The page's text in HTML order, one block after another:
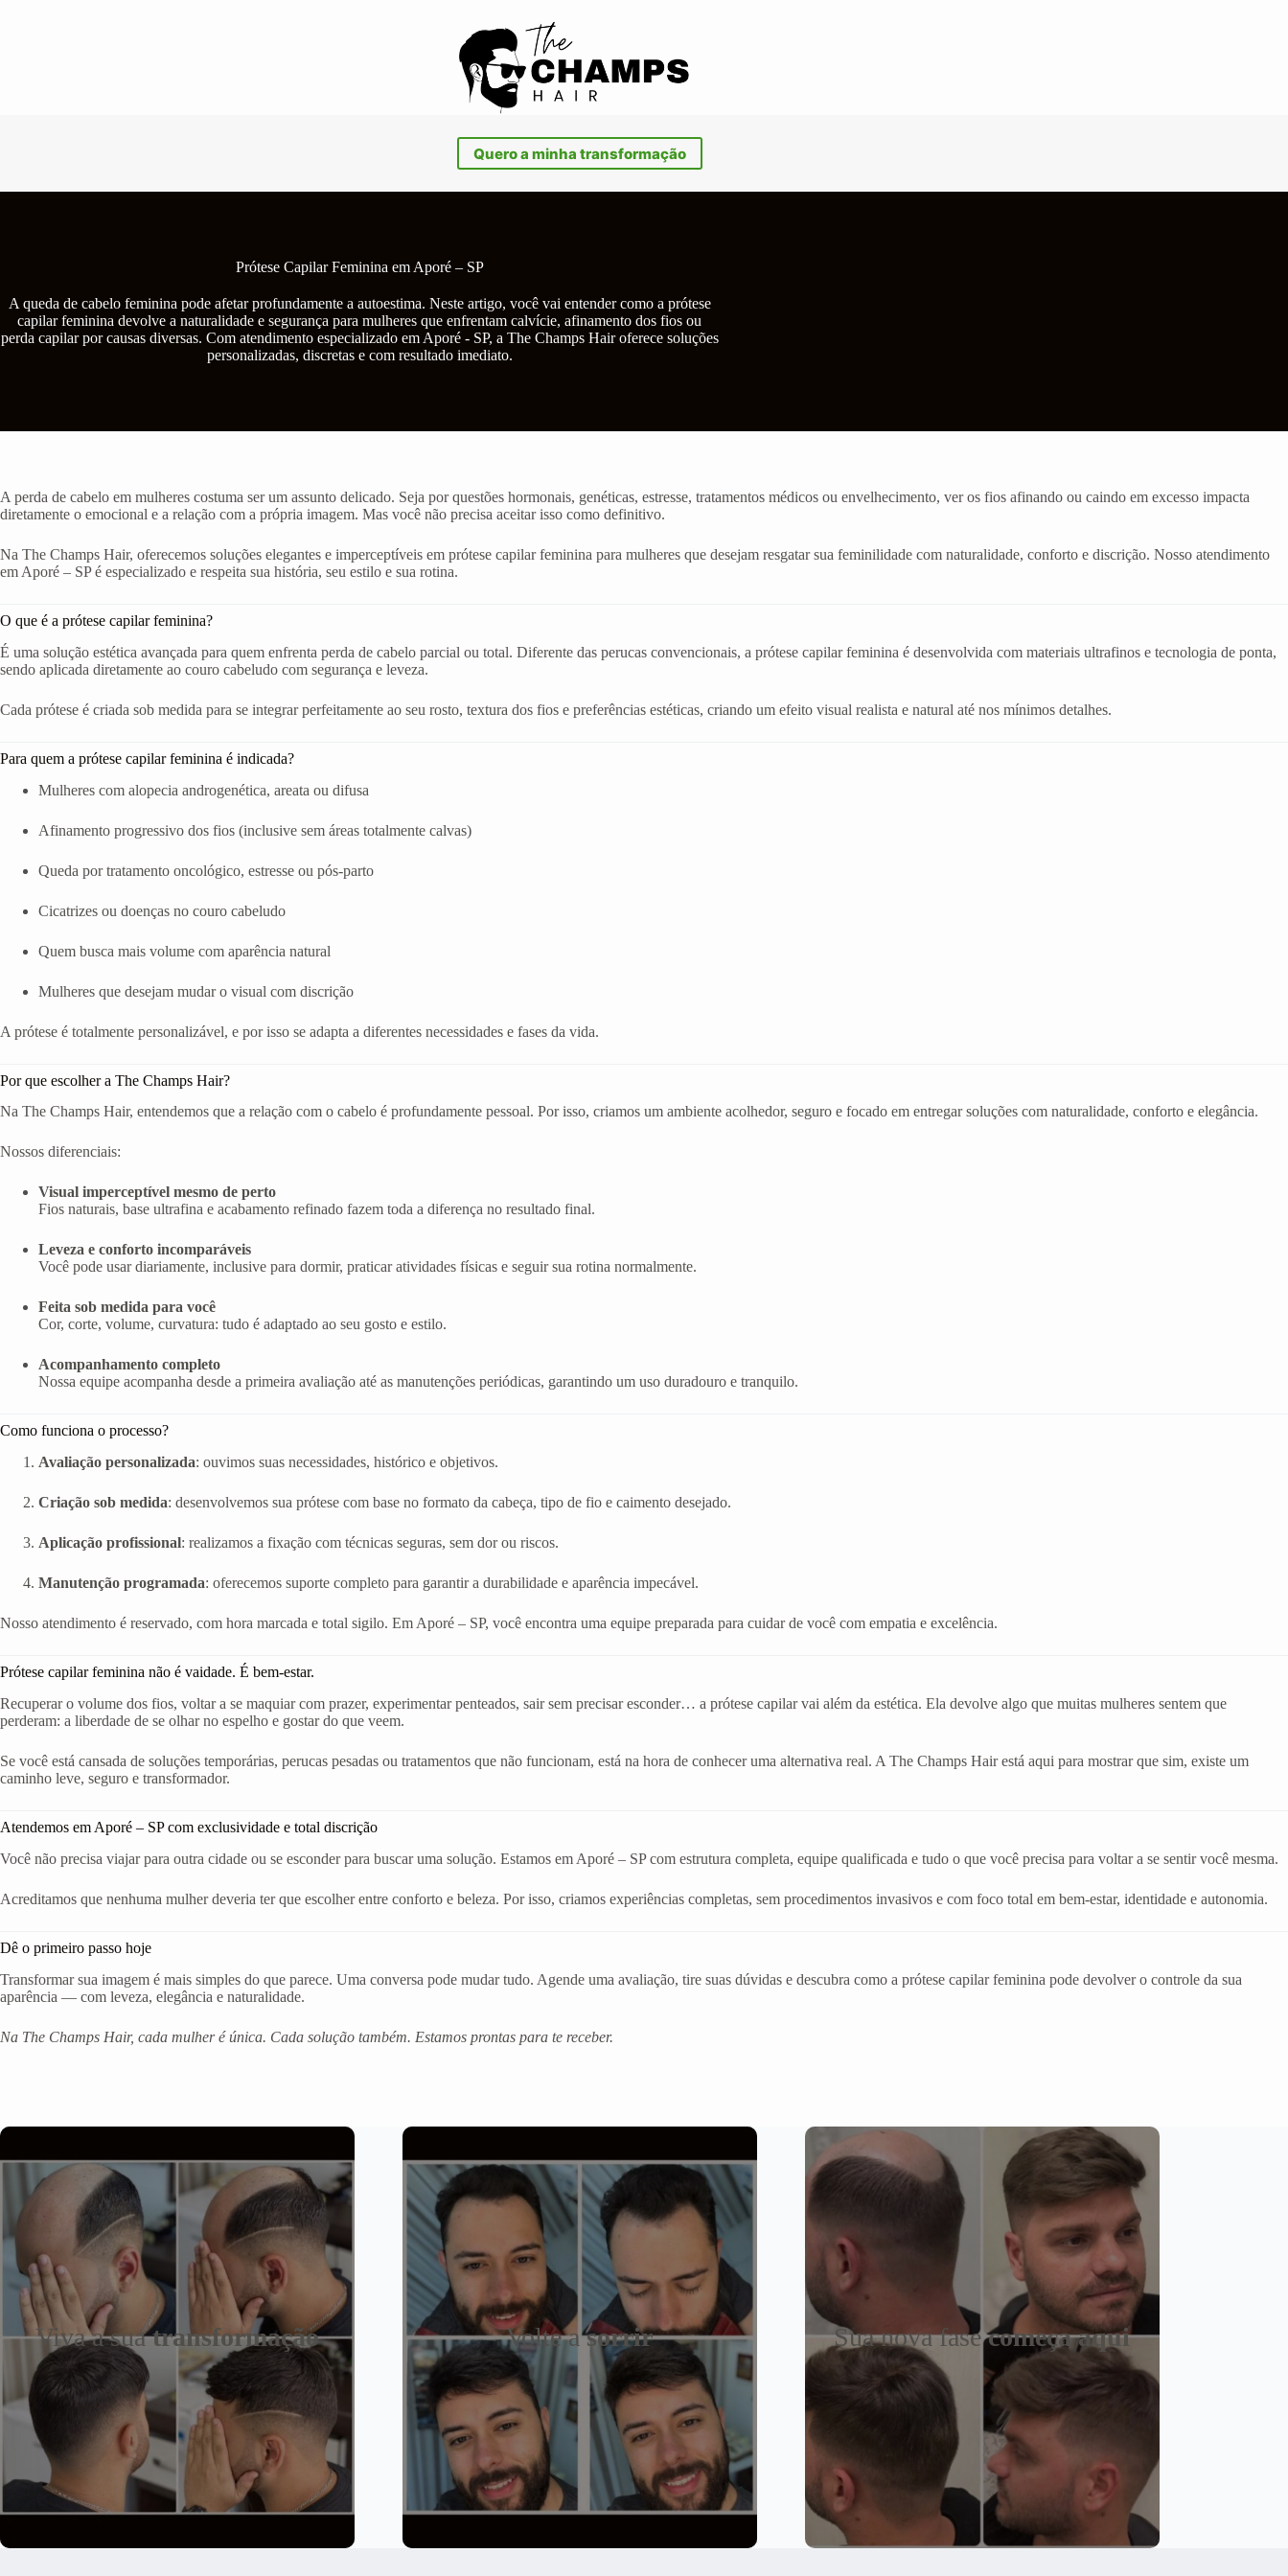
Quero a minha transformação
Prótese Capilar Feminina em Aporé – SP
A queda de cabelo feminina pode afetar profundamente a autoestima. Neste artigo, você vai entender como a prótese
capilar feminina devolve a naturalidade e segurança para mulheres que enfrentam calvície, afinamento dos fios ou
perda capilar por causas diversas. Com atendimento especializado em Aporé - SP, a The Champs Hair oferece soluções
personalizadas, discretas e com resultado imediato.
A perda de cabelo em mulheres costuma ser um assunto delicado. Seja por questões hormonais, genéticas, estresse, tratamentos médicos ou envelhecimento, ver os fios afinando ou caindo em excesso impacta
diretamente o emocional e a relação com a própria imagem. Mas você não precisa aceitar isso como definitivo.
Na The Champs Hair, oferecemos soluções elegantes e imperceptíveis em prótese capilar feminina para mulheres que desejam resgatar sua feminilidade com naturalidade, conforto e discrição. Nosso atendimento
em Aporé – SP é especializado e respeita sua história, seu estilo e sua rotina.
O que é a prótese capilar feminina?
É uma solução estética avançada para quem enfrenta perda de cabelo parcial ou total. Diferente das perucas convencionais, a prótese capilar feminina é desenvolvida com materiais ultrafinos e tecnologia de ponta,
sendo aplicada diretamente ao couro cabeludo com segurança e leveza.
Cada prótese é criada sob medida para se integrar perfeitamente ao seu rosto, textura dos fios e preferências estéticas, criando um efeito visual realista e natural até nos mínimos detalhes.
Para quem a prótese capilar feminina é indicada?
Mulheres com alopecia androgenética, areata ou difusa
Afinamento progressivo dos fios (inclusive sem áreas totalmente calvas)
Queda por tratamento oncológico, estresse ou pós-parto
Cicatrizes ou doenças no couro cabeludo
Quem busca mais volume com aparência natural
Mulheres que desejam mudar o visual com discrição
A prótese é totalmente personalizável, e por isso se adapta a diferentes necessidades e fases da vida.
Por que escolher a The Champs Hair?
Na The Champs Hair, entendemos que a relação com o cabelo é profundamente pessoal. Por isso, criamos um ambiente acolhedor, seguro e focado em entregar soluções com naturalidade, conforto e elegância.
Nossos diferenciais:
Visual imperceptível mesmo de perto
Fios naturais, base ultrafina e acabamento refinado fazem toda a diferença no resultado final.
Leveza e conforto incomparáveis
Você pode usar diariamente, inclusive para dormir, praticar atividades físicas e seguir sua rotina normalmente.
Feita sob medida para você
Cor, corte, volume, curvatura: tudo é adaptado ao seu gosto e estilo.
Acompanhamento completo
Nossa equipe acompanha desde a primeira avaliação até as manutenções periódicas, garantindo um uso duradouro e tranquilo.
Como funciona o processo?
Avaliação personalizada: ouvimos suas necessidades, histórico e objetivos.
Criação sob medida: desenvolvemos sua prótese com base no formato da cabeça, tipo de fio e caimento desejado.
Aplicação profissional: realizamos a fixação com técnicas seguras, sem dor ou riscos.
Manutenção programada: oferecemos suporte completo para garantir a durabilidade e aparência impecável.
Nosso atendimento é reservado, com hora marcada e total sigilo. Em Aporé – SP, você encontra uma equipe preparada para cuidar de você com empatia e excelência.
Prótese capilar feminina não é vaidade. É bem-estar.
Recuperar o volume dos fios, voltar a se maquiar com prazer, experimentar penteados, sair sem precisar esconder… a prótese capilar vai além da estética. Ela devolve algo que muitas mulheres sentem que
perderam: a liberdade de se olhar no espelho e gostar do que veem.
Se você está cansada de soluções temporárias, perucas pesadas ou tratamentos que não funcionam, está na hora de conhecer uma alternativa real. A The Champs Hair está aqui para mostrar que sim, existe um
caminho leve, seguro e transformador.
Atendemos em Aporé – SP com exclusividade e total discrição
Você não precisa viajar para outra cidade ou se esconder para buscar uma solução. Estamos em Aporé – SP com estrutura completa, equipe qualificada e tudo o que você precisa para voltar a se sentir você mesma.
Acreditamos que nenhuma mulher deveria ter que escolher entre conforto e beleza. Por isso, criamos experiências completas, sem procedimentos invasivos e com foco total em bem-estar, identidade e autonomia.
Dê o primeiro passo hoje
Transformar sua imagem é mais simples do que parece. Uma conversa pode mudar tudo. Agende uma avaliação, tire suas dúvidas e descubra como a prótese capilar feminina pode devolver o controle da sua
aparência — com leveza, elegância e naturalidade.
Na The Champs Hair, cada mulher é única. Cada solução também. Estamos prontas para te receber.
Viva a suatransformação Volte asorrir Sua nova fasecomeça aqui